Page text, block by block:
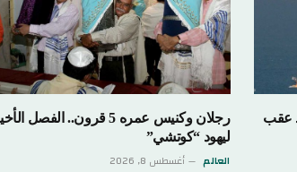
رجلان وكنيس عمره 5 قرون.. الفصل الأخير
ليهود “كوتشي”
أغسطس 8, 2026